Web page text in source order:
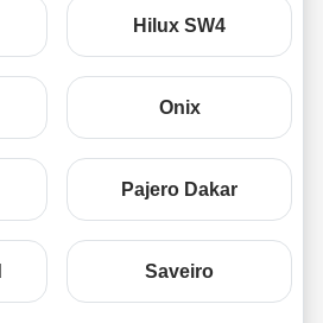
Hilux SW4
Onix
Pajero Dakar
Saveiro